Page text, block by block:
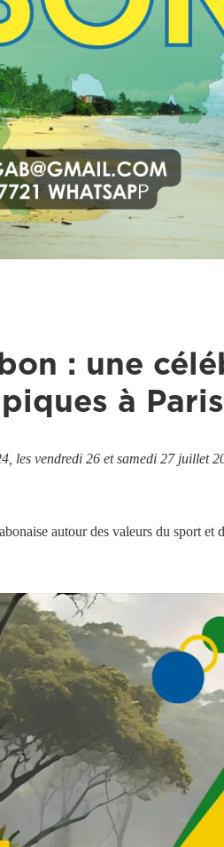
: une
à Paris
les vendredi 26 et samedi 27
autour des valeurs du sport et